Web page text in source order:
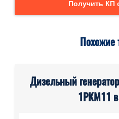
Получить КП
Похожие
Дизельный
1РКМ11